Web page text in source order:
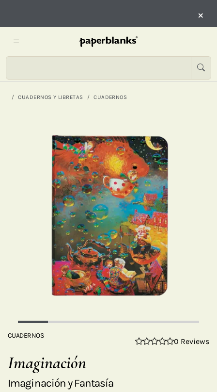
×
CUADERNOS Y LIBRETAS CUADERNOS
CUADERNOS
0 Reviews
Imaginación
Imaginación y Fantasía